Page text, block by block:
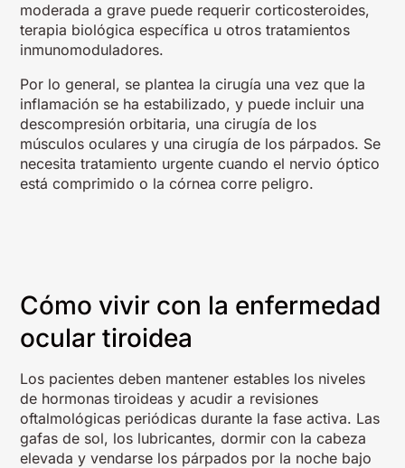
moderada a grave puede requerir corticosteroides,
terapia biológica específica u otros tratamientos
inmunomoduladores.
Por lo general, se plantea la cirugía una vez que la
inflamación se ha estabilizado, y puede incluir una
descompresión orbitaria, una cirugía de los
músculos oculares y una cirugía de los párpados. Se
necesita tratamiento urgente cuando el nervio óptico
está comprimido o la córnea corre peligro.
Cómo vivir con la enfermedad
ocular tiroidea
Los pacientes deben mantener estables los niveles
de hormonas tiroideas y acudir a revisiones
oftalmológicas periódicas durante la fase activa. Las
gafas de sol, los lubricantes, dormir con la cabeza
elevada y vendarse los párpados por la noche bajo